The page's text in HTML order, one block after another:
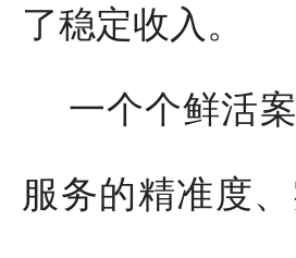
了稳定收入。
一个个鲜活
服务的精准度